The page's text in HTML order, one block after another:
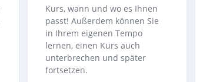
Kurs, wann und wo es Ihnen
passt! Außerdem können Sie
in Ihrem eigenen Tempo
lernen, einen Kurs auch
unterbrechen und später
fortsetzen.